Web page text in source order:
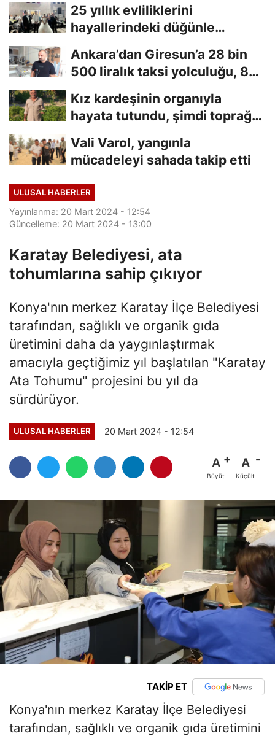
25 yıllık evliliklerini
hayallerindeki düğünle
Ankara’dan Giresun’a 28 bin
500 liralık taksi yolculuğu, 8
Kız kardeşinin organıyla
hayata tutundu, şimdi toprağa
Vali Varol, yangınla
mücadeleyi sahada takip etti
ULUSAL HABERLER
Yayınlanma: 20 Mart 2024 - 12:54
Güncelleme: 20 Mart 2024 - 13:00
Karatay Belediyesi, ata
tohumlarına sahip çıkıyor
Konya'nın merkez Karatay İlçe Belediyesi
tarafından, sağlıklı ve organik gıda
üretimini daha da yaygınlaştırmak
amacıyla geçtiğimiz yıl başlatılan "Karatay
Ata Tohumu" projesini bu yıl da
sürdürüyor.
ULUSAL HABERLER 20 Mart 2024 - 12:54
A
Büyüt
A
Küçült
TAKİP ET
Konya'nın merkez Karatay İlçe Belediyesi
tarafından, sağlıklı ve organik gıda üretimini